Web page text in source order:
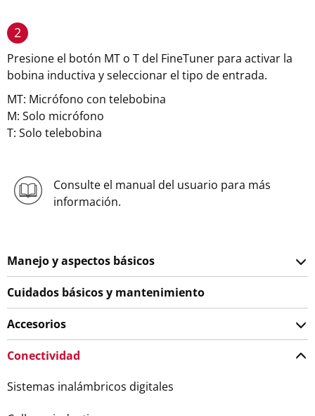
2
Presione el botón MT o T del FineTuner para activar la
bobina inductiva y seleccionar el tipo de entrada.
MT: Micrófono con telebobina
M: Solo micrófono
T: Solo telebobina
Consulte el manual del usuario para más
información.
Manejo y aspectos básicos
Cuidados básicos y mantenimiento
Accesorios
Conectividad
Sistemas inalámbricos digitales